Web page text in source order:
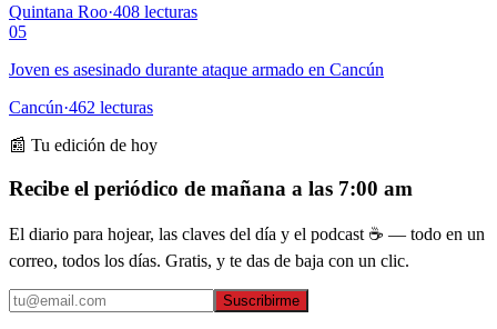
Quintana Roo·408 lecturas
05
Joven es asesinado durante ataque armado en Cancún
Cancún·462 lecturas
📰 Tu edición de hoy
Recibe el periódico de mañana a las 7:00 am
El diario para hojear, las claves del día y el podcast ☕ — todo en un
correo, todos los días. Gratis, y te das de baja con un clic.
Suscribirme